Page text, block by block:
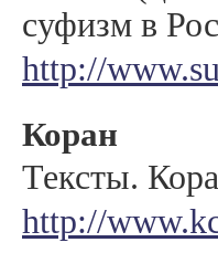
суфизм в
http://
Коран
Тексты.
http://